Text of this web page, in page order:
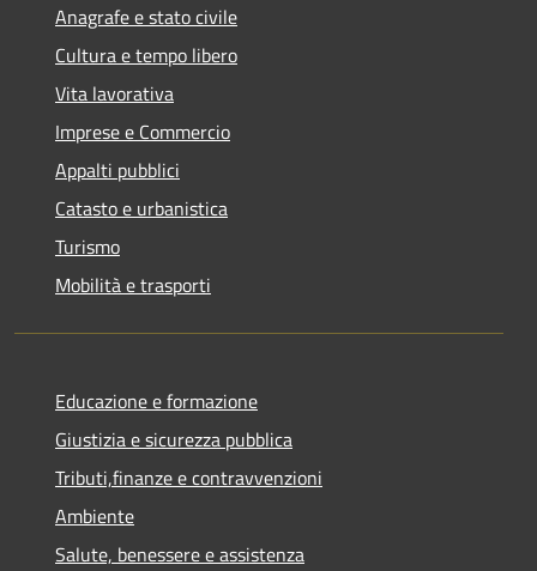
Anagrafe e stato civile
Cultura e tempo libero
Vita lavorativa
Imprese e Commercio
Appalti pubblici
Catasto e urbanistica
Turismo
Mobilità e trasporti
Educazione e formazione
Giustizia e sicurezza pubblica
Tributi,finanze e contravvenzioni
Ambiente
Salute, benessere e assistenza